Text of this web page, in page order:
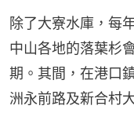
除了大寮水庫，每
中山各地的落葉杉
期。其間，在港口
洲永前路及新合村